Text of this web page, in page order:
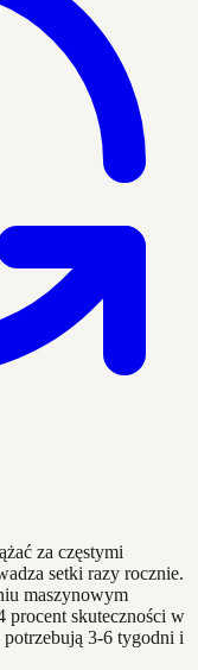
za częstymi
setki razy rocznie.
maszynowym
procent skuteczności w
3-6 tygodni i